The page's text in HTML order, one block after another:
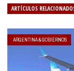
ARTÍCULOS
ARGENTINA & GOBIERNOS